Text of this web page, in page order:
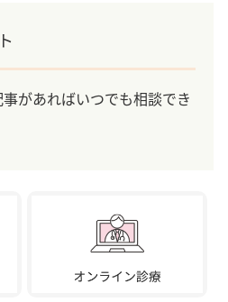
があればいつでも相談でき